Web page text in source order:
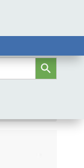
Botón de búsqueda